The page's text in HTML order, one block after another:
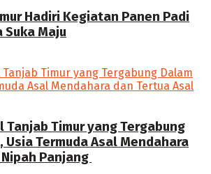
Hadiri Kegiatan Panen Padi
Suka Maju
Tanjab Timur yang Tergabung
Usia Termuda Asal Mendahara
Panjang